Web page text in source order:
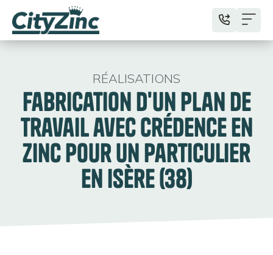
Fabrication d'un plan de
travail avec crédence en
zinc pour un particulier
en Isère (38)
RÉALISATIONS